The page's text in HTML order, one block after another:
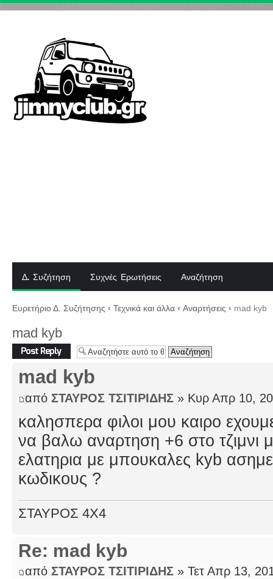
Δ. Συζήτηση Συχνές Ερωτήσεις Αναζήτηση
Ευρετήριο Δ. Συζήτησης ‹ Τεχνικά και άλλα ‹ Αναρτήσεις ‹ mad kyb
mad kyb
Δημιουργία
απάντησης
mad kyb
από ΣΤΑΥΡΟΣ ΤΣΙΤΙΡΙΔΗΣ » Κυρ Απρ 10,
καλησπερα φιλοι μου καιρο
να βαλω αναρτηση +6 στο τζιμνι
ελατηρια με μπουκαλες kyb
κωδικους ?
ΣΤΑΥΡΟΣ 4Χ4
Re: mad kyb
από ΣΤΑΥΡΟΣ ΤΣΙΤΙΡΙΔΗΣ » Τετ Απρ 13,